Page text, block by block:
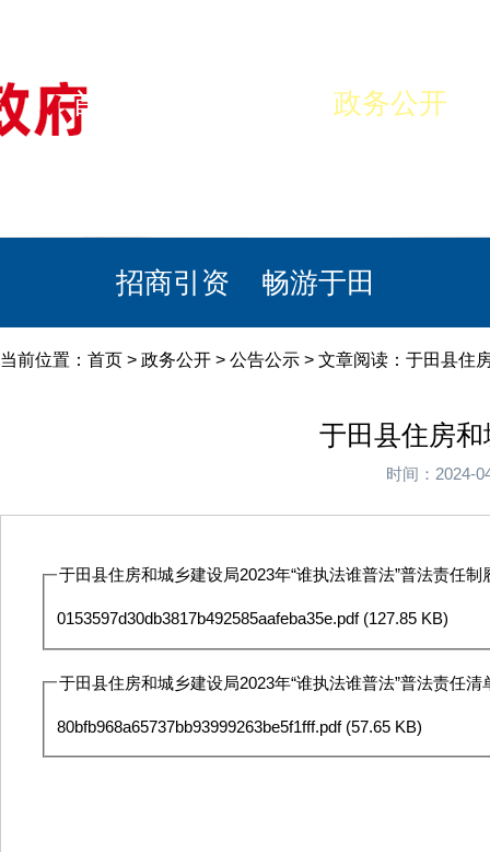
首页 政务公开
招商引资 畅游于田
当前位置： 首页 > 政务公开 > 公告公示 > 文章阅读：于田县住
于田县住房和
时间：2024-
于田县住房和城乡建设局2023年“谁执法谁普法”普法责任制
0153597d30db3817b492585aafeba35e.pdf(127.85 KB)
于田县住房和城乡建设局2023年“谁执法谁普法”普法责任清
80bfb968a65737bb93999263be5f1fff.pdf(57.65 KB)